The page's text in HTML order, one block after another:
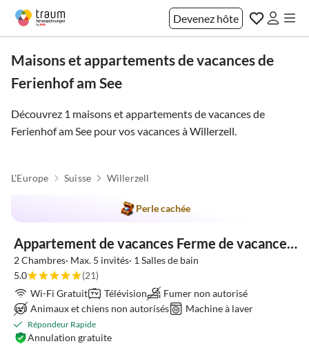
Devenez hôte
Maisons et appartements de vacances de
Ferienhof am See
Découvrez 1 maisons et appartements de vacances de
Ferienhof am See pour vos vacances àWillerzell.
L'Europe Suisse Willerzell
Perle cachée
Appartement de vacances Ferme de vacances au bord du lac
2 Chambres· Max. 5 invités· 1 Salles de bain
5.0
(21)
Wi-Fi Gratuit
Télévision
Fumer non autorisé
Animaux et chiens non autorisés
Machine à laver
Répondeur Rapide
Annulation gratuite